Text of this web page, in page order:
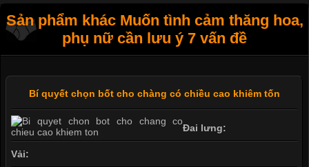
Sản phẩm khác Muốn tình cảm thăng hoa,
phụ nữ cần lưu ý 7 vấn đề
Bí quyết chọn bốt cho chàng có chiều cao khiêm tốn
Đai lưng:
Vải: